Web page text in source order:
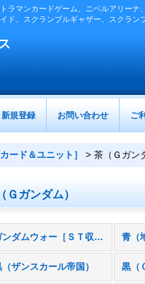
ラマンカードゲーム、ニベルアリー
ド、スクランブルギャザー、スクラ
新規登録 お問い合わせ ご
ード＆ユニット］ > 茶（Ｇガン
Ｇガンダム）
ガンダムウォー［ＳＴ収録Ｇカード＆ユニット］ (全商品) 青（
（ザンスカール帝国） 黒（